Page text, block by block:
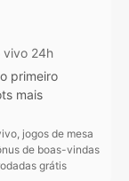
vivo 24h
primeiro
mais
jogos de mesa
de boas-vindas
grátis